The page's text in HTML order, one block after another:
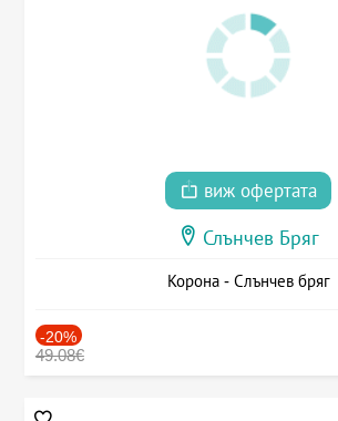
виж офертата
Слънчев Бряг
Корона - Слънчев бряг
-20%
49.08€